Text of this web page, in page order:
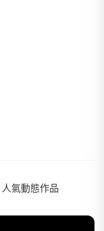
人氣動態作品